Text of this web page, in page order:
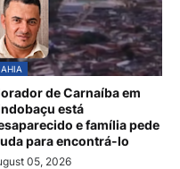
de Carnaíba em
está
e família pede
para encontrá-lo
05, 2026